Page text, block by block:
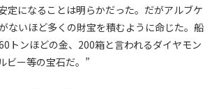
定になることは明らかだった。だがアルブケ
ないほど多くの財宝を積むように命じた。船
トンほどの金、200箱と言われるダイヤモン
ビー等の宝石だ。”